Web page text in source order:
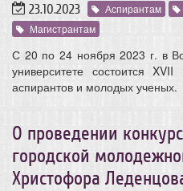
23.10.2023 Аспирантам
Магистрантам
С 20 по 24 ноября 2023 г. в
университете состоится
аспирантов и молодых ученых.
О проведении
городской
Христофора